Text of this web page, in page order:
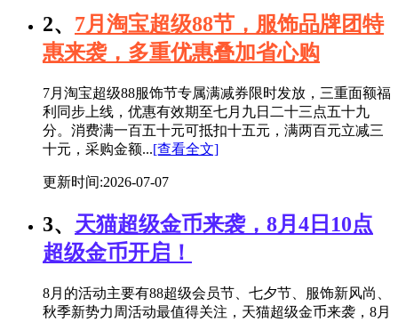
2、 7月淘宝超级88节，服饰品牌团特
惠来袭，多重优惠叠加省心购
7月淘宝超级88服饰节专属满减券限时发放，三重面额福
利同步上线，优惠有效期至七月九日二十三点五十九
分。消费满一百五十元可抵扣十五元，满两百元立减三
十元，采购金额...[查看全文]
更新时间:2026-07-07
3、 天猫超级金币来袭，8月4日10点
超级金币开启！
8月的活动主要有88超级会员节、七夕节、服饰新风尚、
秋季新势力周活动最值得关注，天猫超级金币来袭，8月